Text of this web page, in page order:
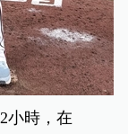
小時，在